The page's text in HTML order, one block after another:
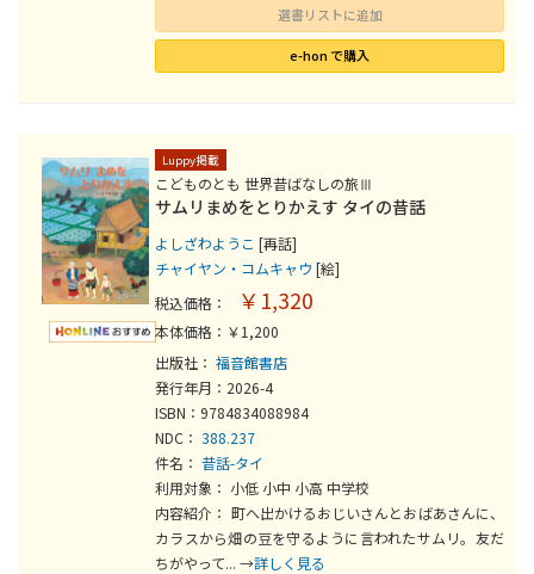
選書リストに追加
e-hon で購入
Luppy掲載
こどものとも 世界昔ばなしの旅Ⅲ
サムリまめをとりかえす タイの昔話
よしざわようこ [再話]
チャイヤン・コムキャウ [絵]
税込価格：
￥1,320
本体価格：￥1,200
出版社： 福音館書店
発行年月：2026-4
ISBN：9784834088984
NDC： 388.237
件名： 昔話-タイ
利用対象： 小低 小中 小高 中学校
内容紹介： 町へ出かけるおじいさんとおばあさんに、
カラスから畑の豆を守るように言われたサムリ。友だ
ちがやって... →詳しく見る